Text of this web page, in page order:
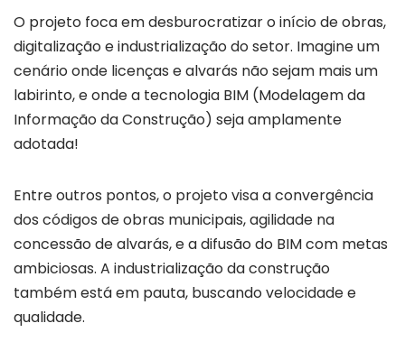
O projeto foca em desburocratizar o início de obras,
digitalização e industrialização do setor. Imagine um
cenário onde licenças e alvarás não sejam mais um
labirinto, e onde a tecnologia BIM (Modelagem da
Informação da Construção) seja amplamente
adotada!
Entre outros pontos, o projeto visa a convergência
dos códigos de obras municipais, agilidade na
concessão de alvarás, e a difusão do BIM com metas
ambiciosas. A industrialização da construção
também está em pauta, buscando velocidade e
qualidade.